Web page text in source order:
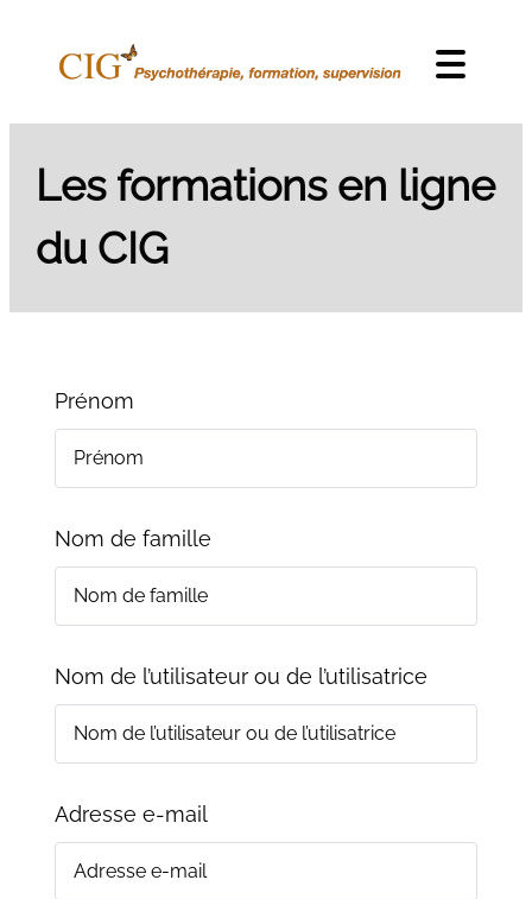
Menu
Les formations en ligne
du CIG
Prénom
Nom de famille
Nom de l’utilisateur ou de l’utilisatrice
Adresse e-mail